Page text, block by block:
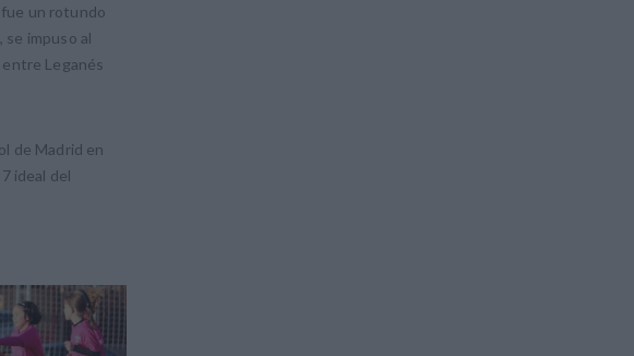
fue un rotundo
se impuso al
Leganés
de Madrid en
ideal del